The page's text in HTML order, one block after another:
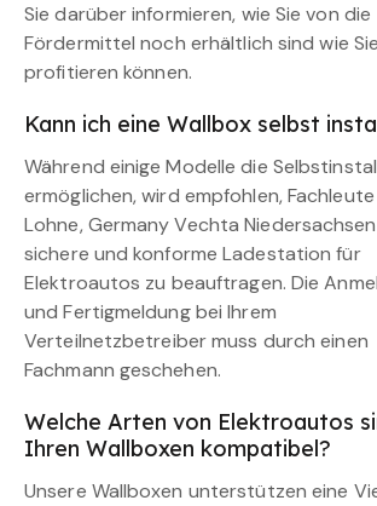
Sie darüber informieren, wie Sie von die
Fördermittel noch erhältlich sind wie
profitieren können.
Kann ich eine Wallbox selbst
Während einige Modelle die
ermöglichen, wird empfohlen, Fachleute
Lohne, Germany Vechta
sichere und konforme Ladestation für
Elektroautos zu beauftragen. Die
und Fertigmeldung bei Ihrem
Verteilnetzbetreiber muss durch einen
Fachmann geschehen.
Welche Arten von Elektroautos
Ihren Wallboxen kompatibel?
Unsere Wallboxen unterstützen eine